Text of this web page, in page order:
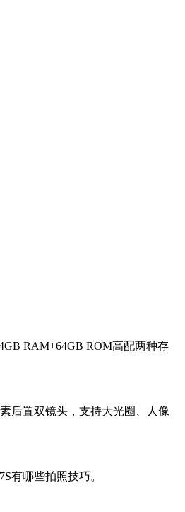
RAM+64GB ROM高配两种存
后置双镜头，支持大光圈、人像
有哪些拍照技巧。